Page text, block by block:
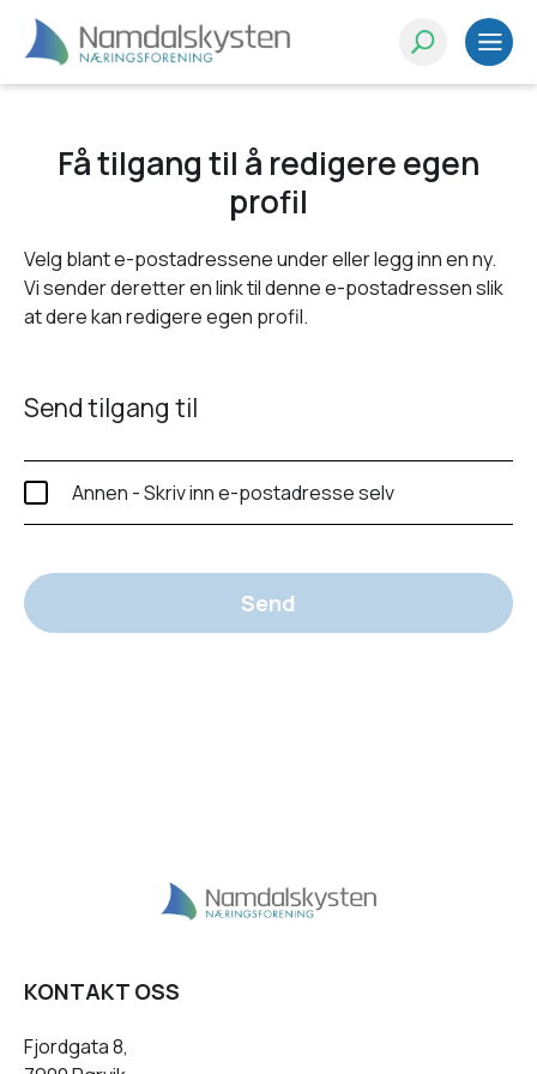
Få tilgang til å redigere egen
profil
Velg blant e-postadressene under eller legg inn en ny.
Vi sender deretter en link til denne e-postadressen slik
at dere kan redigere egen profil.
Send tilgang til
Annen - Skriv inn e-postadresse selv
Send
KONTAKT OSS
Fjordgata 8,